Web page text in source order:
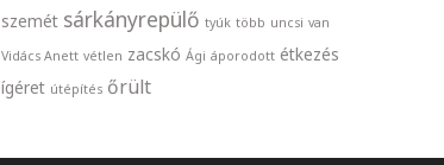
szemét sárkányrepülő tyúk több uncsi van
Vidács Anett vétlen zacskó Ági áporodott étkezés
ígéret útépítés őrült